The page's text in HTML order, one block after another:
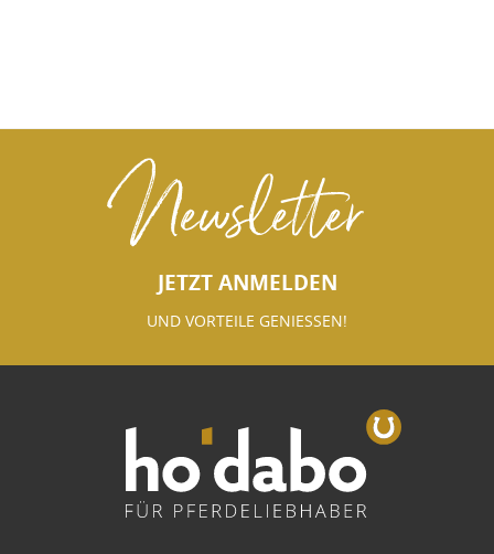
Newsletter
JETZT ANMELDEN
UND VORTEILE GENIESSEN!